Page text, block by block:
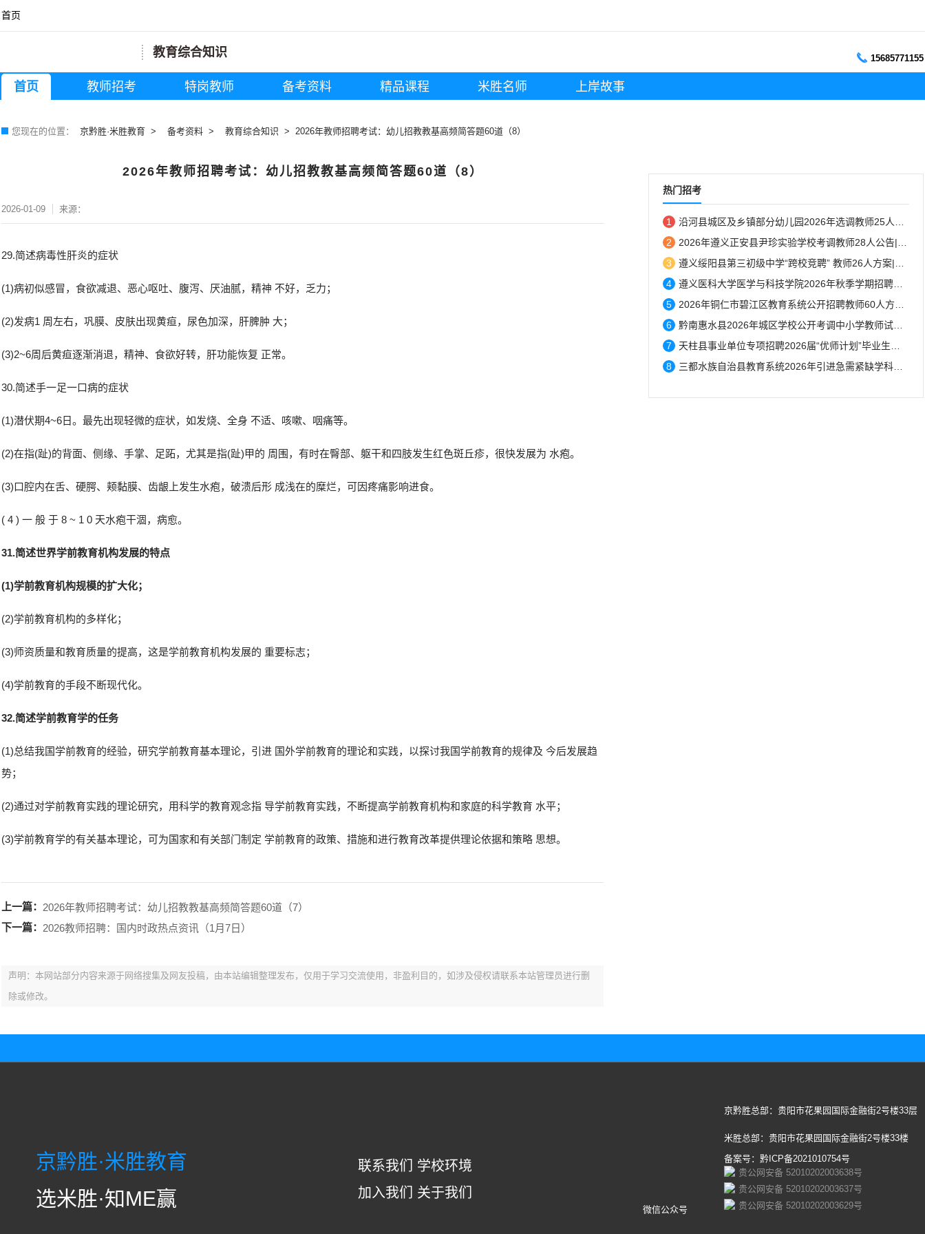
首页
教育综合知识 15685771155
首页 教师招考 特岗教师 备考资料 精品课程 米胜名师 上岸故事
您现在的位置： 京黔胜·米胜教育 备考资料 教育综合知识 2026年教师招聘考试：幼儿招教教基高频简答题60道（8）
2026年教师招聘考试：幼儿招教教基高频简答题60道（8）
2026-01-09 来源：
29.简述病毒性肝炎的症状
(1)病初似感冒，食欲减退、恶心呕吐、腹泻、厌油腻，精神 不好，乏力；
(2)发病1 周左右，巩膜、皮肤出现黄疸，尿色加深，肝脾肿 大；
(3)2~6周后黄疸逐渐消退，精神、食欲好转，肝功能恢复 正常。
30.简述手一足一口病的症状
(1)潜伏期4~6日。最先出现轻微的症状，如发烧、全身 不适、咳嗽、咽痛等。
(2)在指(趾)的背面、侧缘、手掌、足跖，尤其是指(趾)甲的 周围，有时在臀部、躯干和四肢发生红色斑丘疹，很快发展为 水疱。
(3)口腔内在舌、硬腭、颊黏膜、齿龈上发生水疱，破溃后形 成浅在的糜烂，可因疼痛影响进食。
( 4 ) 一 般 于 8 ~ 1 0 天水疱干涸，病愈。
31.简述世界学前教育机构发展的特点
(1)学前教育机构规模的扩大化；
(2)学前教育机构的多样化；
(3)师资质量和教育质量的提高，这是学前教育机构发展的 重要标志；
(4)学前教育的手段不断现代化。
32.简述学前教育学的任务
(1)总结我国学前教育的经验，研究学前教育基本理论，引进 国外学前教育的理论和实践，以探讨我国学前教育的规律及 今后发展趋
势；
(2)通过对学前教育实践的理论研究，用科学的教育观念指 导学前教育实践，不断提高学前教育机构和家庭的科学教育 水平；
(3)学前教育学的有关基本理论，可为国家和有关部门制定 学前教育的政策、措施和进行教育改革提供理论依据和策略 思想。
上一篇： 2026年教师招聘考试：幼儿招教教基高频简答题60道（7）
下一篇： 2026教师招聘：国内时政热点资讯（1月7日）
声明：本网站部分内容来源于网络搜集及网友投稿，由本站编辑整理发布，仅用于学习交流使用，非盈利目的，如涉及侵权请联系本站管理员进行删
除或修改。
热门招考
1
2
3
4
5
6
7
8
京黔胜·米胜教育
选米胜·知ME赢
联系我们 学校环境
加入我们 关于我们
微信公众号
京黔胜总部：贵阳市花果园国际金融街2号楼33层
米胜总部：贵阳市花果园国际金融街2号楼33楼
备案号：黔ICP备2021010754号
贵公网安备 52010202003638号
贵公网安备 52010202003637号
贵公网安备 52010202003629号